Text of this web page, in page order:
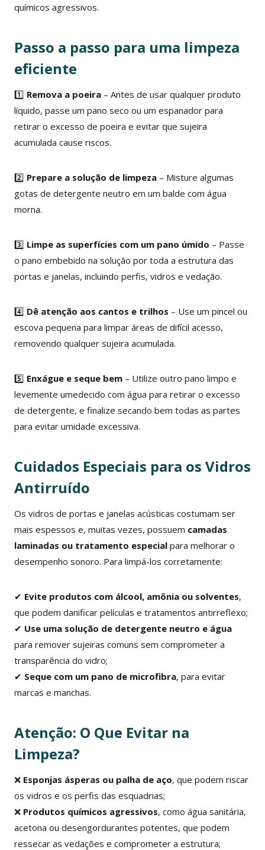
químicos agressivos.
Passo a passo para uma limpeza
eficiente
1️⃣ Remova a poeira – Antes de usar qualquer produto
líquido, passe um pano seco ou um espanador para
retirar o excesso de poeira e evitar que sujeira
acumulada cause riscos.
2️⃣ Prepare a solução de limpeza – Misture algumas
gotas de detergente neutro em um balde com água
morna.
3️⃣ Limpe as superfícies com um pano úmido – Passe
o pano embebido na solução por toda a estrutura das
portas e janelas, incluindo perfis, vidros e vedação.
4️⃣ Dê atenção aos cantos e trilhos – Use um pincel ou
escova pequena para limpar áreas de difícil acesso,
removendo qualquer sujeira acumulada.
5️⃣ Enxágue e seque bem – Utilize outro pano limpo e
levemente umedecido com água para retirar o excesso
de detergente, e finalize secando bem todas as partes
para evitar umidade excessiva.
Cuidados Especiais para os Vidros
Antirruído
Os vidros de portas e janelas acústicas costumam ser
mais espessos e, muitas vezes, possuem camadas
laminadas ou tratamento especial para melhorar o
desempenho sonoro. Para limpá-los corretamente:
✔ Evite produtos com álcool, amônia ou solventes,
que podem danificar películas e tratamentos antirreflexo;
✔ Use uma solução de detergente neutro e água
para remover sujeiras comuns sem comprometer a
transparência do vidro;
✔ Seque com um pano de microfibra, para evitar
marcas e manchas.
Atenção: O Que Evitar na
Limpeza?
❌ Esponjas ásperas ou palha de aço, que podem riscar
os vidros e os perfis das esquadrias;
❌ Produtos químicos agressivos, como água sanitária,
acetona ou desengordurantes potentes, que podem
ressecar as vedações e comprometer a estrutura;